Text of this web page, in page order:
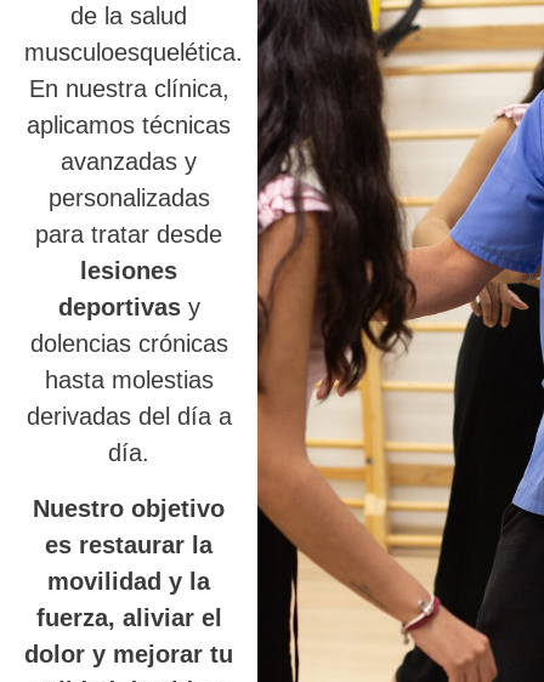
de la salud
musculoesquelética.
En nuestra clínica,
aplicamos técnicas
avanzadas y
personalizadas
para tratar desde
lesiones
deportivasy
dolencias crónicas
hasta molestias
derivadas del día a
día.
Nuestro objetivo
es restaurar la
movilidad y la
fuerza, aliviar el
dolor y mejorar tu